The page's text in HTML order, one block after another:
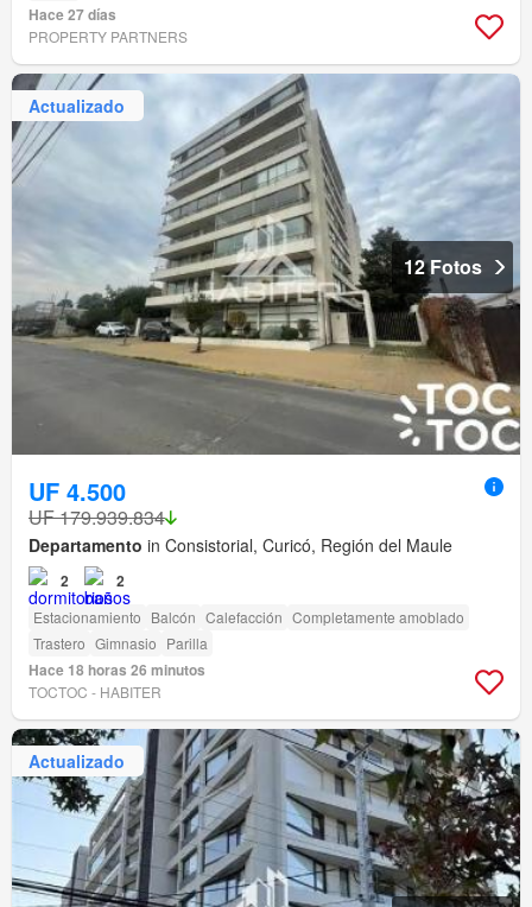
Hace 27 días
PROPERTY PARTNERS
Actualizado
12 Fotos
UF 4.500
UF 179.939.834
Departamento in Consistorial, Curicó, Región del Maule
2 2
Estacionamiento Balcón Calefacción Completamente amoblado
Trastero Gimnasio Parilla
Hace 18 horas 26 minutos
TOCTOC - HABITER
Actualizado